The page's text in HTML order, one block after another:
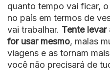
quanto tempo vai ficar,
no país em termos de
vai trabalhar. Tente
for usar mesmo, malas
viagens e as tornam
você não precisará de